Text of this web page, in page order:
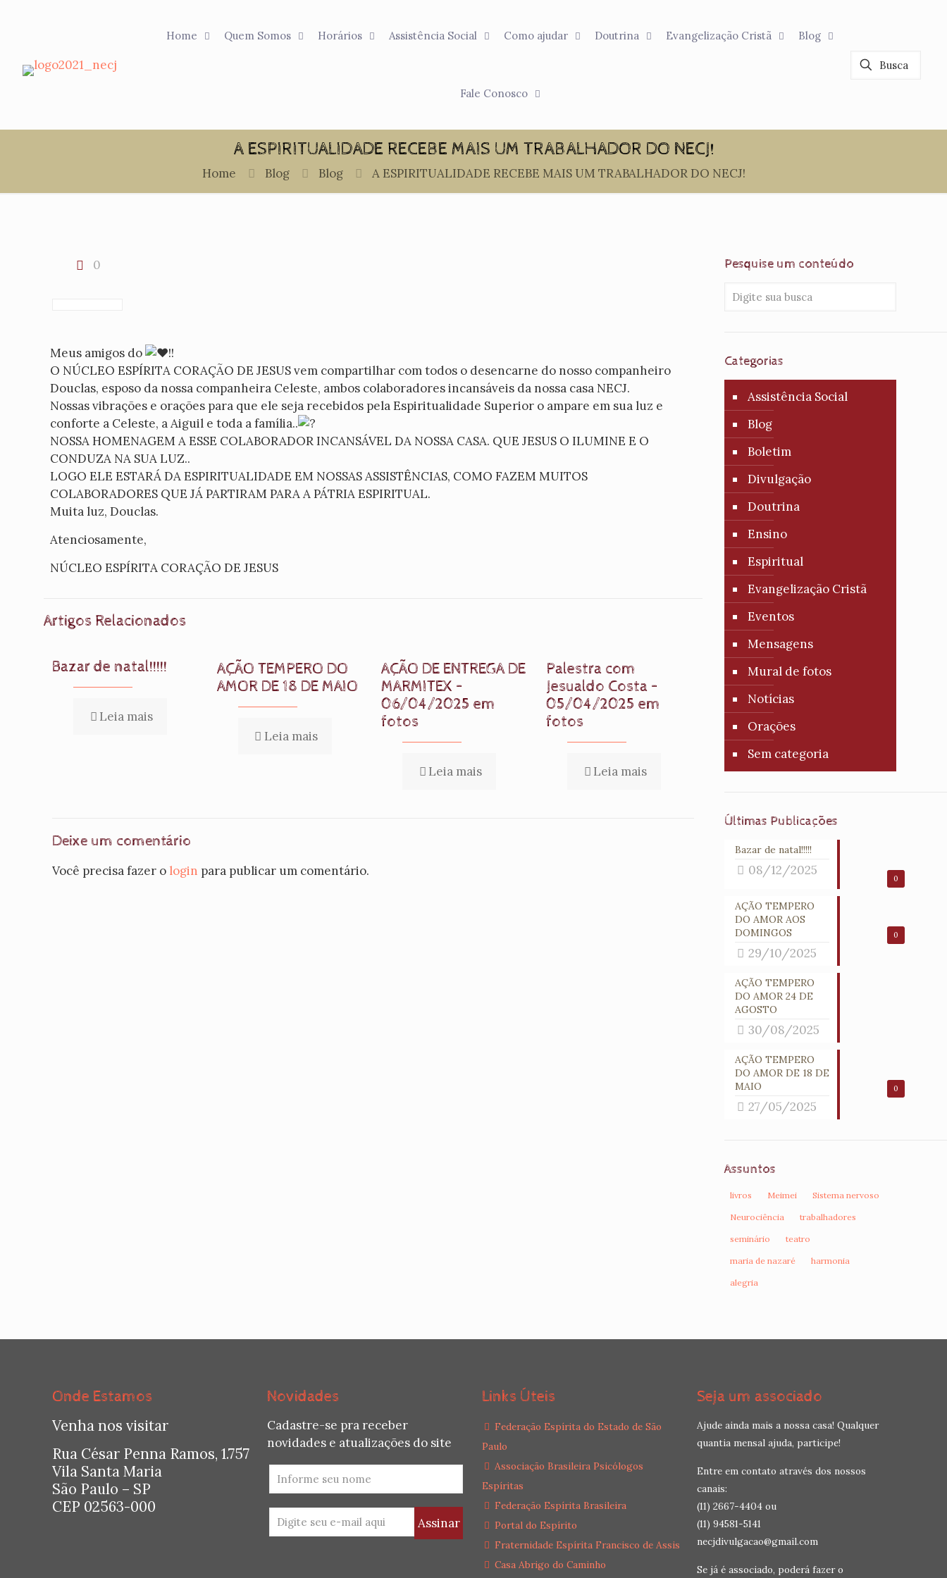
Home Quem Somos Horários Assistência Social Como ajudar Doutrina Evangelização Cristã Blog
Fale Conosco
A ESPIRITUALIDADE RECEBE MAIS UM TRABALHADOR DO NECJ!
Home Blog Blog A ESPIRITUALIDADE RECEBE MAIS UM TRABALHADOR DO NECJ!
0
Meus amigos do
!!
O NÚCLEO ESPÍRITA CORAÇÃO DE JESUS vem compartilhar com todos o desencarne do nosso companheiro
Douclas, esposo da nossa companheira Celeste, ambos colaboradores incansáveis da nossa casa NECJ.
Nossas vibrações e orações para que ele seja recebidos pela Espiritualidade Superior o ampare em sua luz e
conforte a Celeste, a Aiguil e toda a família..
NOSSA HOMENAGEM A ESSE COLABORADOR INCANSÁVEL DA NOSSA CASA. QUE JESUS O ILUMINE E O
CONDUZA NA SUA LUZ..
LOGO ELE ESTARÁ DA ESPIRITUALIDADE EM NOSSAS ASSISTÊNCIAS, COMO FAZEM MUITOS
COLABORADORES QUE JÁ PARTIRAM PARA A PÁTRIA ESPIRITUAL.
Muita luz, Douclas.
Atenciosamente,
NÚCLEO ESPÍRITA CORAÇÃO DE JESUS
Artigos Relacionados
Bazar de natal!!!!!
Leia mais
AÇÃO TEMPERO DO
AMOR DE 18 DE MAIO
Leia mais
AÇÃO DE ENTREGA DE
MARMITEX –
06/04/2025 em
fotos
Leia mais
Palestra com
Jesualdo Costa –
05/04/2025 em
fotos
Leia mais
Deixe um comentário
Você precisa fazer o login para publicar um comentário.
Pesquise um conteúdo
Categorias
Assistência Social
Blog
Boletim
Divulgação
Doutrina
Ensino
Espiritual
Evangelização Cristã
Eventos
Mensagens
Mural de fotos
Notícias
Orações
Sem categoria
Últimas Publicações
0
Bazar de natal!!!!!
08/12/2025
0
AÇÃO TEMPERO
DO AMOR AOS
DOMINGOS
29/10/2025
AÇÃO TEMPERO
DO AMOR 24 DE
AGOSTO
30/08/2025
0
AÇÃO TEMPERO
DO AMOR DE 18 DE
MAIO
27/05/2025
Assuntos
livros Meimei Sistema nervoso
Neurociência trabalhadores
seminário teatro
maria de nazaré harmonia
alegria
Onde Estamos
Venha nos visitar
Rua César Penna Ramos, 1.757
Vila Santa Maria
São Paulo – SP
CEP 02563-000
Novidades
Cadastre-se pra receber
novidades e atualizações do site
Links Úteis
Federação Espírita do Estado de São
Paulo
Associação Brasileira Psicólogos
Espíritas
Federação Espírita Brasileira
Portal do Espírito
Fraternidade Espírita Francisco de Assis
Casa Abrigo do Caminho
Seja um associado
Ajude ainda mais a nossa casa! Qualquer
quantia mensal ajuda, participe!
Entre em contato através dos nossos
canais:
(11) 2667-4404 ou
(11) 94581-5141
necjdivulgacao@gmail.com
Se já é associado, poderá fazer o